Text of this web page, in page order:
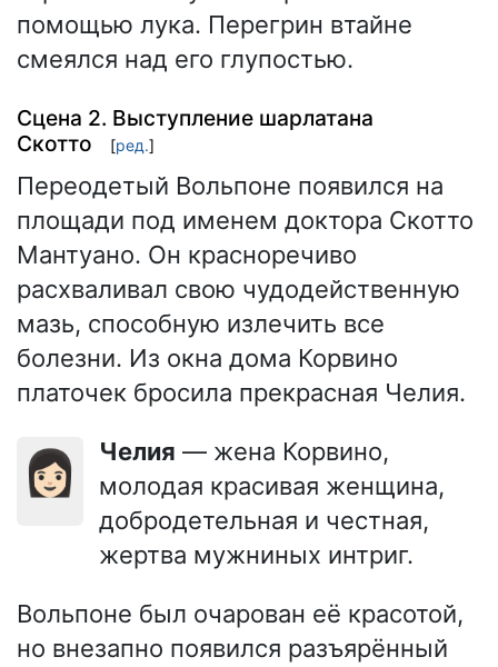
помощью лука. Перегрин втайне
смеялся над его глупостью.
Сцена 2. Выступление шарлатана
Скотто
[ред.]
Переодетый Вольпоне появился на
площади под именем доктора Скотто
Мантуано. Он красноречиво
расхваливал свою чудодейственную
мазь, способную излечить все
болезни. Из окна дома Корвино
платочек бросила прекрасная Челия.
👩🏻 Челия — жена Корвино,
молодая красивая женщина,
добродетельная и честная,
жертва мужниных интриг.
Вольпоне был очарован её красотой,
но внезапно появился разъярённый